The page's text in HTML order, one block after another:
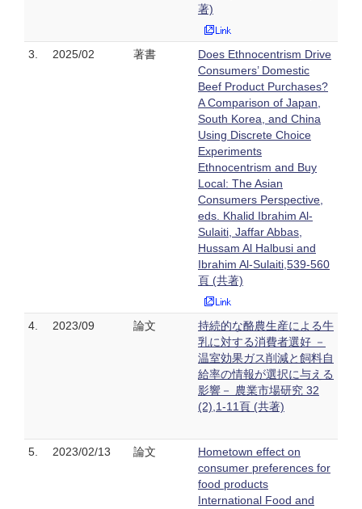
著)
3. 2025/02 著書
Does Ethnocentrism Drive
Consumers’ Domestic
Beef Product Purchases?
A Comparison of Japan,
South Korea, and China
Using Discrete Choice
Experiments
Ethnocentrism and Buy
Local: The Asian
Consumers Perspective,
eds. Khalid Ibrahim Al-
Sulaiti, Jaffar Abbas,
Hussam Al Halbusi and
Ibrahim Al-Sulaiti,539-560
頁 (共著)
4. 2023/09 論文
持続的な酪農生産による牛
乳に対する消費者選好 －
温室効果ガス削減と飼料自
給率の情報が選択に与える
影響－ 農業市場研究 32
(2),1-11頁 (共著)
5. 2023/02/13 論文
Hometown effect on
consumer preferences for
food products
International Food and